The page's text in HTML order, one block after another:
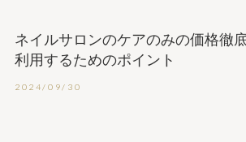
ネイルサロンのケアのみの価格徹
利用するためのポイント
2024/09/30